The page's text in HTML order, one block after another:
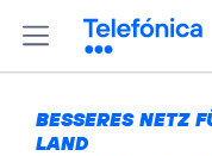
BESSERES NETZ
LAND